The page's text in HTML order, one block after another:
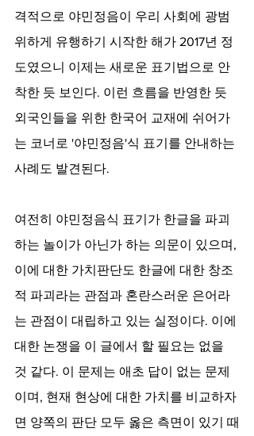
격적으로 야민정음이 우리 사회에 광범
위하게 유행하기 시작한 해가 2017년 정
도였으니 이제는 새로운 표기법으로 안
착한 듯 보인다. 이런 흐름을 반영한 듯
외국인들을 위한 한국어 교재에 쉬어가
는 코너로 '야민정음'식 표기를 안내하는
사례도 발견된다.
여전히 야민정음식 표기가 한글을 파괴
하는 놀이가 아닌가 하는 의문이 있으며,
이에 대한 가치판단도 한글에 대한 창조
적 파괴라는 관점과 혼란스러운 은어라
는 관점이 대립하고 있는 실정이다. 이에
대한 논쟁을 이 글에서 할 필요는 없을
것 같다. 이 문제는 애초 답이 없는 문제
이며, 현재 현상에 대한 가치를 비교하자
면 양쪽의 판단 모두 옳은 측면이 있기 때